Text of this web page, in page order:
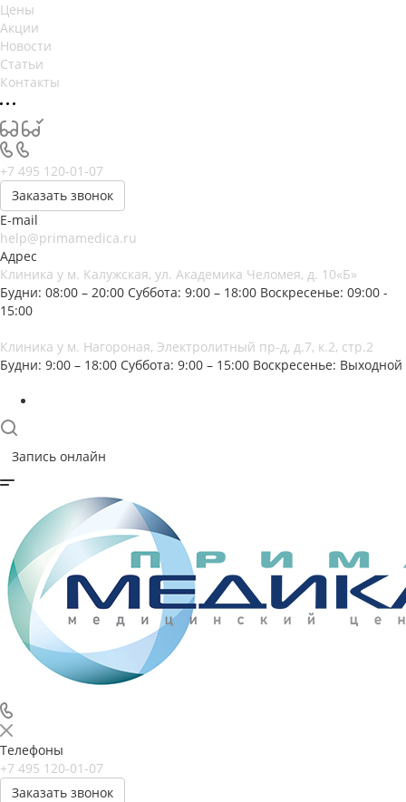
Цены
Акции
Новости
Статьи
Контакты
+7 495 120-01-07
Заказать звонок
E-mail
help@primamedica.ru
Адрес
Клиника у м. Калужская, ул. Академика Челомея, д. 10«Б»
Будни: 08:00 – 20:00 Суббота: 9:00 – 18:00 Воскресенье: 09:00 -
15:00
Клиника у м. Нагороная, Электролитный пр-д, д.7, к.2, стр.2
Будни: 9:00 – 18:00 Суббота: 9:00 – 15:00 Воскресенье: Выходной
Запись онлайн
Телефоны
+7 495 120-01-07
Заказать звонок